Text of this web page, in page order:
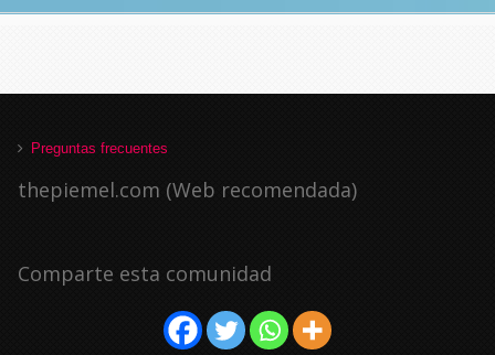
Preguntas frecuentes
thepiemel.com (Web recomendada)
Comparte esta comunidad